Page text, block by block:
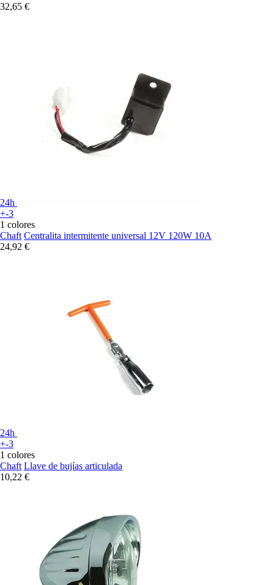
32,65 €
24h
+-3
1 colores
Chaft Centralita intermitente universal 12V 120W 10A
24,92 €
24h
+-3
1 colores
Chaft Llave de bujías articulada
10,22 €